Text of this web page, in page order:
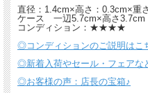
直径：1.4cm×高さ：0.3cm×重
ケース 一辺5.7cm×高さ3.7cm
コンディション：★★★★
◎コンディションのご説明はこ
◎新着入荷やセール・フェアな
◎お客様の声：店長の宝箱♪